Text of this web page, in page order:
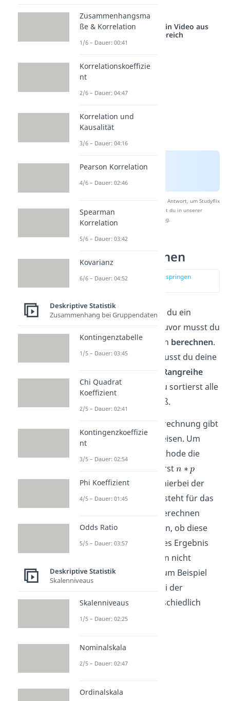
Studyflix vernetzt: Hier ein Video aus
einem anderen Bereich
Nach Beantwortung speichern wir deine Antwort, um Studyflix
zu verbessern. Mehr dazu erfährst du in unserer
Datenschutzerklärung.
Perzentil berechnen
zur Stelle im Video springen
Nun weißt du bereits, wie du ein
Perzentil interpretierst. Zuvor musst du
es jedoch häufig erst noch berechnen.
In einem ersten Schritt musst du deine
Rangreihe
bringen. Das bedeutet, du sortierst alle
Werte von klein nach groß.
Für die anschließende Berechnung gibt
es mehrere Vorgehensweisen. Um
auszuwählen, welche Methode die
richtige ist, musst du zuerst
berechnen. entspricht hierbei der
Anzahl der Messwerte.
steht für das
Perzentil, das du gerne berechnen
möchtest. Abhängig davon, ob diese
Rechnung ein ganzzahliges Ergebnis
(zum Beispiel „3“) oder ein nicht
ganzzahliges Ergebnis (zum Beispiel
„2,5“) liefert, musst du bei der
Berechnung etwas unterschiedlich
vorgehen.
Zusammenhangsma
ße & Korrelation
1/6 – Dauer: 00:41
Korrelationskoeffizie
nt
2/6 – Dauer: 04:47
Korrelation und
Kausalität
3/6 – Dauer: 04:16
Pearson Korrelation
4/6 – Dauer: 02:46
Spearman
Korrelation
5/6 – Dauer: 03:42
Kovarianz
6/6 – Dauer: 04:52
Deskriptive Statistik
Zusammenhang bei Gruppendaten
Kontingenztabelle
1/5 – Dauer: 03:45
Chi Quadrat
Koeffizient
2/5 – Dauer: 02:41
Kontingenzkoeffizie
nt
3/5 – Dauer: 02:54
Phi Koeffizient
4/5 – Dauer: 01:45
Odds Ratio
5/5 – Dauer: 03:57
Deskriptive Statistik
Skalenniveaus
Skalenniveaus
1/5 – Dauer: 02:25
Nominalskala
2/5 – Dauer: 02:47
Ordinalskala